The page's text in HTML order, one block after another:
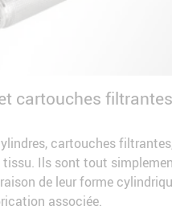
cartouches filtrantes
cartouches
tissu. Ils sont tout
de leur forme
associée.